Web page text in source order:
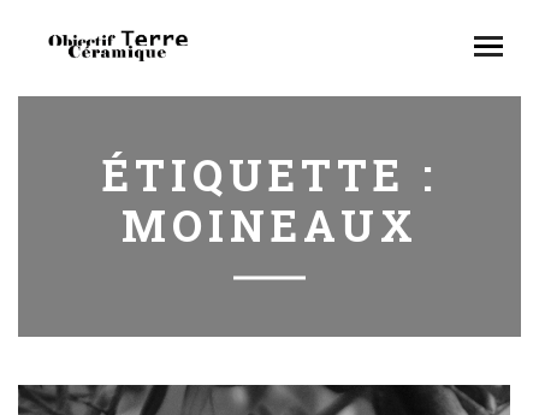
ÉTIQUETTE :
MOINEAUX